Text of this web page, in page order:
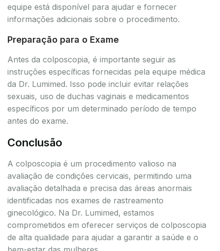
equipe está disponível para ajudar e fornecer
informações adicionais sobre o procedimento.
Preparação para o Exame
Antes da colposcopia, é importante seguir as
instruções específicas fornecidas pela equipe médica
da Dr. Lumimed. Isso pode incluir evitar relações
sexuais, uso de duchas vaginais e medicamentos
específicos por um determinado período de tempo
antes do exame.
Conclusão
A colposcopia é um procedimento valioso na
avaliação de condições cervicais, permitindo uma
avaliação detalhada e precisa das áreas anormais
identificadas nos exames de rastreamento
ginecológico. Na Dr. Lumimed, estamos
comprometidos em oferecer serviços de colposcopia
de alta qualidade para ajudar a garantir a saúde e o